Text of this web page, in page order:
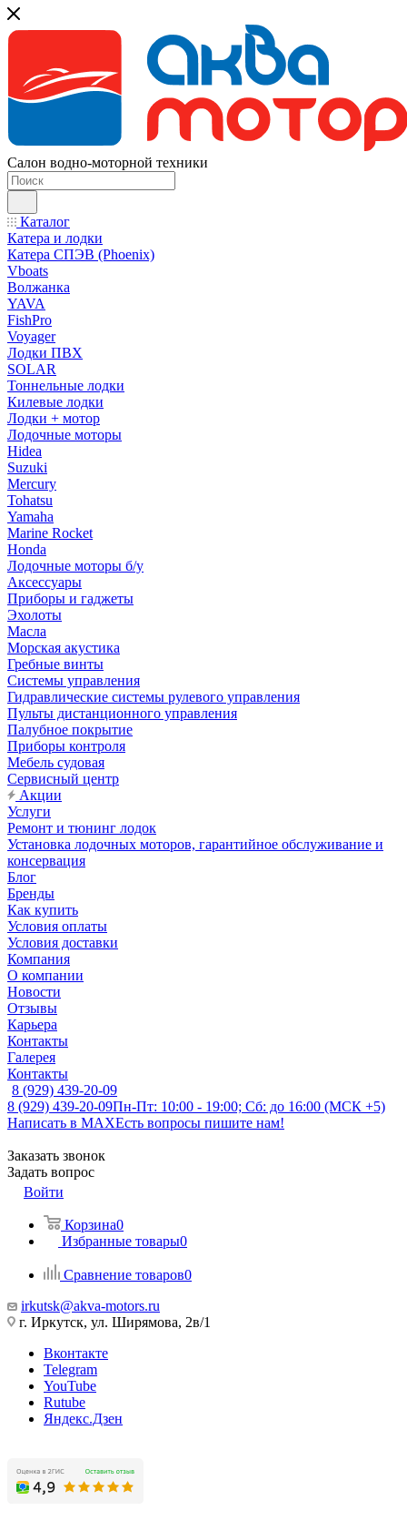
Салон водно-моторной техники
Каталог
Катера и лодки
Катера СПЭВ (Phoenix)
Vboats
Волжанка
YAVA
FishPro
Voyager
Лодки ПВХ
SOLAR
Тоннельные лодки
Килевые лодки
Лодки + мотор
Лодочные моторы
Hidea
Suzuki
Mercury
Tohatsu
Yamaha
Marine Rocket
Honda
Лодочные моторы б/у
Аксессуары
Приборы и гаджеты
Эхолоты
Масла
Морская акустика
Гребные винты
Системы управления
Гидравлические системы рулевого управления
Пульты дистанционного управления
Палубное покрытие
Приборы контроля
Мебель судовая
Сервисный центр
Акции
Услуги
Ремонт и тюнинг лодок
Установка лодочных моторов, гарантийное обслуживание и
консервация
Блог
Бренды
Как купить
Условия оплаты
Условия доставки
Компания
О компании
Новости
Отзывы
Карьера
Контакты
Галерея
Контакты
8 (929) 439-20-09
8 (929) 439-20-09Пн-Пт: 10:00 - 19:00; Сб: до 16:00 (МСК +5)
Написать в MAXЕсть вопросы пишите нам!
Заказать звонок
Задать вопрос
Войти
Корзина0
Избранные товары0
Сравнение товаров0
irkutsk@akva-motors.ru
г. Иркутск, ул. Ширямова, 2в/1
Вконтакте
Telegram
YouTube
Rutube
Яндекс.Дзен